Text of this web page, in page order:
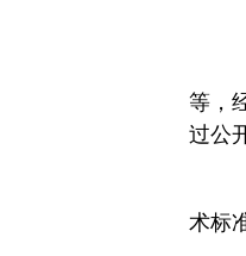
等，
过公
术标